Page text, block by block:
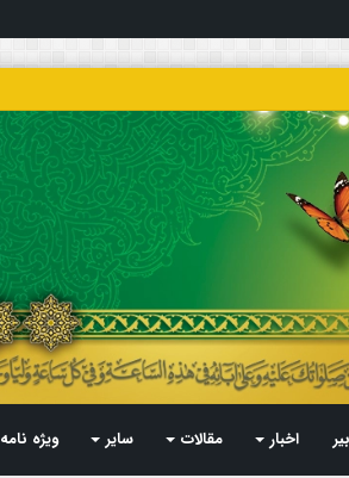
اخبار مقالات سایر ویژه نامه